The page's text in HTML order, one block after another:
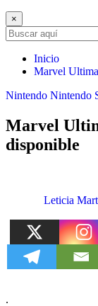
×
Inicio
Marvel
Nintendo Nintendo
Marvel
disponible
Leticia
.